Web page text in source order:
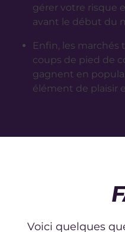
gérer votre risque
avant le début du
Enfin, les marchés
coups de pied de
gagnent en
élément de plaisir
Voici quelques